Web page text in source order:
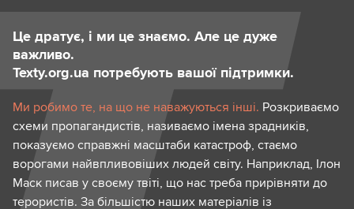
Це дратує, і ми це знаємо. Але це дуже
важливо.
Texty.org.ua потребують вашої підтримки.
Ми робимо те, на що не наважуються інші. Розкриваємо
схеми пропагандистів, називаємо імена зрадників,
показуємо справжні масштаби катастроф, стаємо
ворогами найвпливовіших людей світу. Наприклад, Ілон
Маск писав у своєму твіті, що нас треба прирівняти до
терористів. За більшістю наших матеріалів із